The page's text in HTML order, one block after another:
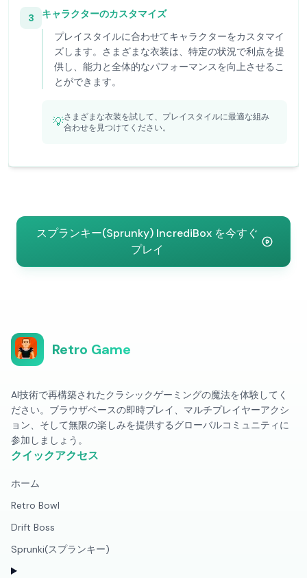
3
キャラクターのカスタマイズ
プレイスタイルに合わせてキャラクターをカスタマイ
ズします。さまざまな衣装は、特定の状況で利点を提
供し、能力と全体的なパフォーマンスを向上させるこ
とができます。
💡さまざまな衣装を試して、プレイスタイルに最適な組み
合わせを見つけてください。
スプランキー(Sprunky) IncrediBox を今すぐ
プレイ
Retro Game
AI技術で再構築されたクラシックゲーミングの魔法を体験してく
ださい。ブラウザベースの即時プレイ、マルチプレイヤーアクシ
ョン、そして無限の楽しみを提供するグローバルコミュニティに
参加しましょう。
クイックアクセス
ホーム
Retro Bowl
Drift Boss
Sprunki(スプランキー)